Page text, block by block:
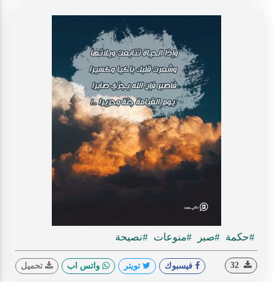
#حكمة #صبر #منوعات #نصيحة
فيسبوك تويتر واتس اب تحميل